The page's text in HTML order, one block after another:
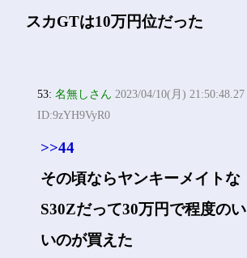
スカGTは10万円位だった
53:名無しさん 2023/04/10(月) 21:50:48.27
ID:9zYH9VyR0
>>44
その頃ならヤンキーメイトな
S30Zだって30万円で程度のい
いのが買えた